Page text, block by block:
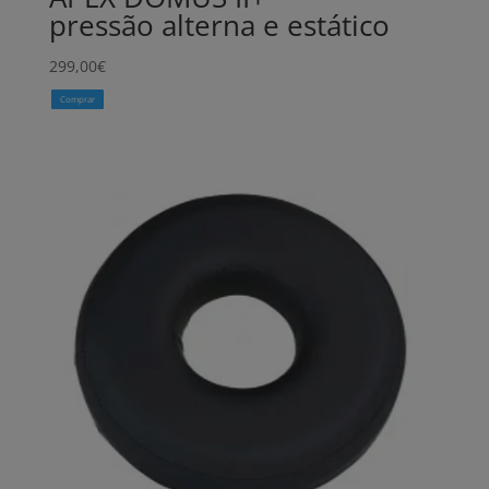
pressão alterna e estático
299,00€
Comprar